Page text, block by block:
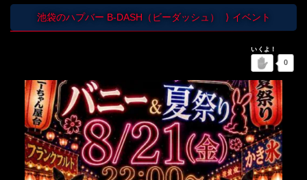
池袋のハプバー B-DASH（ビーダッシュ） イベント
0